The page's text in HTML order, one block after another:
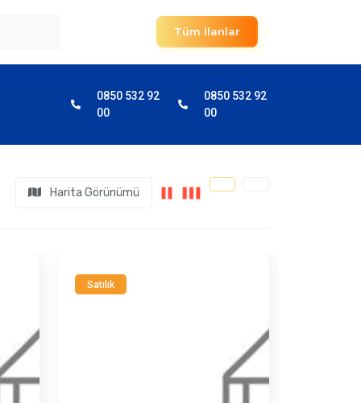
Tüm İlanlar
0850 532 92
00
0850 532 92
00
Harita Görünümü
Satılık